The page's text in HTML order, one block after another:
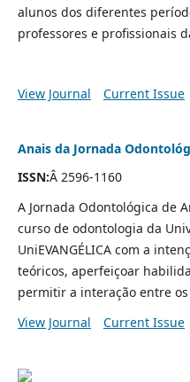
alunos dos diferentes
professores e profissionais
View Journal Current Issue
Anais da Jornada
ISSN:Â 2596-1160
A Jornada Odontológica de
curso de odontologia da
UniEVANGÉLICA com a
teóricos, aperfeiçoar
permitir a interação entre
View Journal
Current Issue